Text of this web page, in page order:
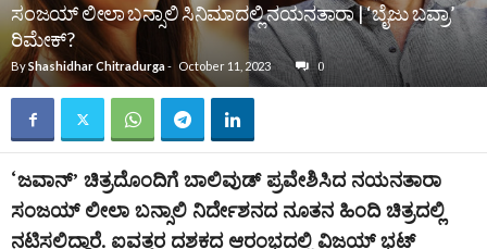
ಸಂಜಯ್ ಲೀಲಾ ಬನ್ಸಾಲಿ ಸಿನಿಮಾದಲ್ಲಿ ನಯನತಾರಾ | ‘ಬೈಜು ಬವ್ರಾ’
ರಿಮೇಕ್​?
ByShashidhar Chitradurga- October 11, 2023 0
‘ಜವಾನ್‌’ ಚಿತ್ರದೊಂದಿಗೆ ಬಾಲಿವುಡ್‌ ಪ್ರವೇಶಿಸಿದ ನಯನತಾರಾ
ಸಂಜಯ್‌ ಲೀಲಾ ಬನ್ಸಾಲಿ ನಿರ್ದೇಶನದ ನೂತನ ಹಿಂದಿ ಚಿತ್ರದಲ್ಲಿ
ನಟಿಸಲಿದ್ದಾರೆ. ಐವತ್ತರ ದಶಕದ ಆರಂಭದಲ್ಲಿ ವಿಜಯ್‌ ಭಟ್‌